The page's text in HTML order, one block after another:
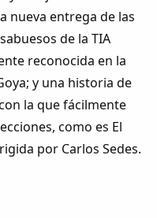
nueva entrega de las
de la TIA
reconocida en la
y una historia de
la que fácilmente
como es El
por Carlos Sedes.